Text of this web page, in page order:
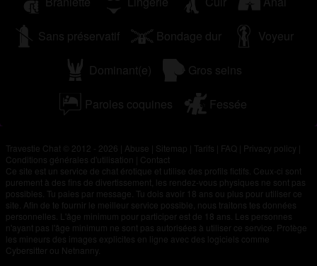
Sans préservatif Bondage dur Voyeur
Dominant(e) Gros seins
Paroles coquines Fessée
Travestie Chat © 2012 - 2026 Abuse Sitemap Tarifs FAQ Privacy policy
Conditions générales d'utilisation
Contact
Ce site est un service de chat érotique et utilise des profils fictifs. Ceux-ci sont
purement à des fins de divertissement, les rendez-vous physiques ne sont pas
possibles. Tu paies par message. Tu dois avoir 18 ans ou plus pour utiliser ce
site. Afin de te fournir le meilleur service possible, nous traitons tes données
personnelles. L'âge minimum pour participer est de 18 ans. Les personnes
n'ayant pas l'âge minimum ne sont pas autorisées à utiliser ce service. Protège
les mineurs des images explicites en ligne avec des logiciels comme
Cybersitter ou Netnanny.